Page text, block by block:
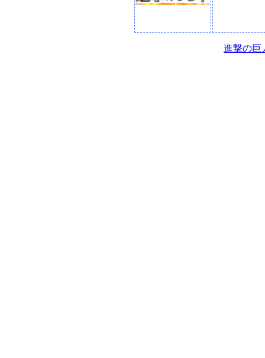
進撃の巨